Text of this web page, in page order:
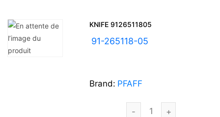
KNIFE 9126511805
91-265118-05
Brand: PFAFF